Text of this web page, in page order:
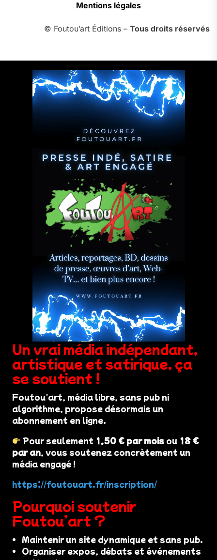
Mentions légales
© Foutou’art Éditions – Tous droits réservés
Un vrai média indépendant,
artistique et satirique, ça
se soutient !
Foutou'art, média libre, sans pub ni
algorithme, propose désormais un
abonnement en ligne.
Pour seulement 1,50 € par mois ou 18 €
par an, vous soutenez concrètement un
média engagé !
https://foutouart.fr/inscription/
Pourquoi soutenir
Foutou’art ?
Maintenir un site dynamique et sans pub.
Organiser expos, débats et événements